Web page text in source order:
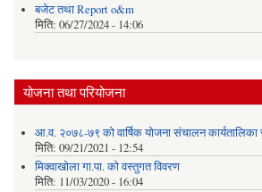
बजेट तथा Report o&m
मिति: 06/27/2024 - 14:06
योजना तथा परियोजना
आ.व. २०७८-७९ को वार्षिक योजना संचालन कार्यतालिका
मिति: 09/21/2021 - 12:54
मिक्वाखोला गा.पा. को वस्तुगत विवरण
मिति: 11/03/2020 - 16:04